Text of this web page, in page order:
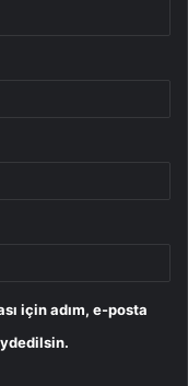
için adım, e-posta